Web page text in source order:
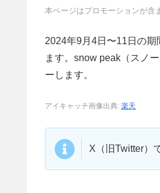
本ページはプロモーションが含
2024年9月4日〜11日の
ます。snow peak（スノ
ーします。
アイキャッチ画像出典: 楽天
X（旧Twitter）